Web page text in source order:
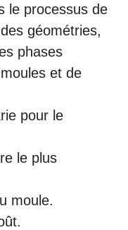
le processus de
géométries,
phases
et de
pour le
le plus
moule.